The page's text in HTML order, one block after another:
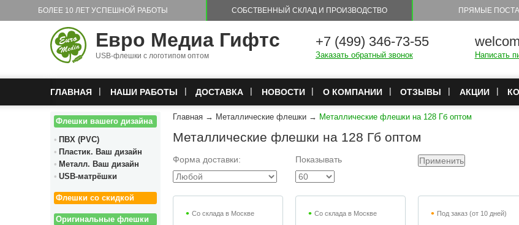
Перейти к основному содержанию
БОЛЕЕ 10 ЛЕТ УСПЕШНОЙ РАБОТЫ СОБСТВЕННЫЙ СКЛАД И ПРОИЗВОДСТВО ПРЯМЫЕ
Евро Медиа Гифтс
USB-флешки с логотипом оптом
+7 (499) 346-73-55
Заказать обратный звонок Написать
ГЛАВНАЯ НАШИ РАБОТЫ ДОСТАВКА НОВОСТИ О КОМПАНИИ ОТЗЫВЫ АКЦИИ
Флешки вашего дизайна
ПВХ (PVC)
Пластик. Ваш дизайн
Металл. Ваш дизайн
USB-матрёшки
Флешки со скидкой
Оригинальные флешки
Главная → Металлические флешки → Металлические флешки на 128 Гб оптом
Металлические флешки на 128 Гб оптом
Форма доставки: Показывать
Со склада в Москве Со склада в Москве Под заказ (от 10 дней)